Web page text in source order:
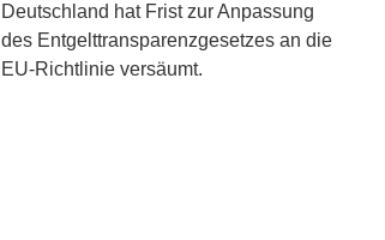
Deutschland hat Frist zur Anpassung
des Entgelttransparenzgesetzes an die
EU-Richtlinie versäumt.